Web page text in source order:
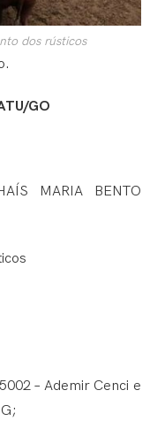
dos rústicos
GO
MARIA BENTO
– Ademir Cenci e